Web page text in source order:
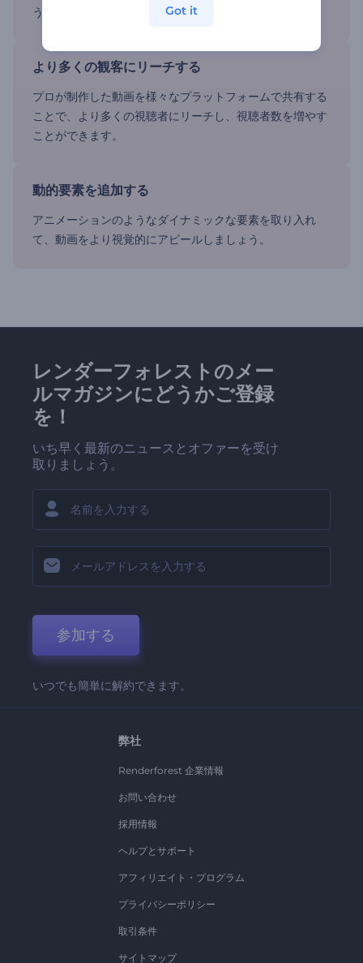
う。
より多くの観客にリーチする
プロが制作した動画を様々なプラットフォームで共有する
ことで、より多くの視聴者にリーチし、視聴者数を増やす
ことができます。
動的要素を追加する
アニメーションのようなダイナミックな要素を取り入れ
て、動画をより視覚的にアピールしましょう。
レンダーフォレストのメー
ルマガジンにどうかご登録
を！
いち早く最新のニュースとオファーを受け
取りましょう。
参加する
いつでも簡単に解約できます。
弊社
Renderforest 企業情報
お問い合わせ
採用情報
ヘルプとサポート
アフィリエイト・プログラム
プライバシーポリシー
取引条件
サイトマップ
Got it